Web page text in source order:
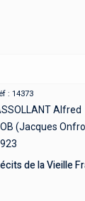
: 14373
Alfred
(Jacques
de la Vieille